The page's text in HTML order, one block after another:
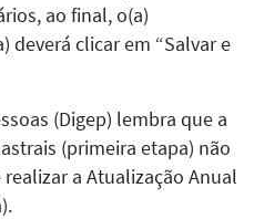
ao final, o(a)
deverá clicar em “Salvar e
(Digep) lembra que a
(primeira etapa) não
a Atualização Anual